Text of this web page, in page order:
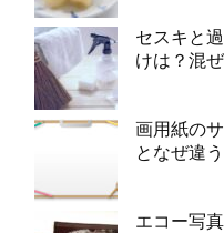
セスキと
けは？混
画用紙の
となぜ違
エコー写